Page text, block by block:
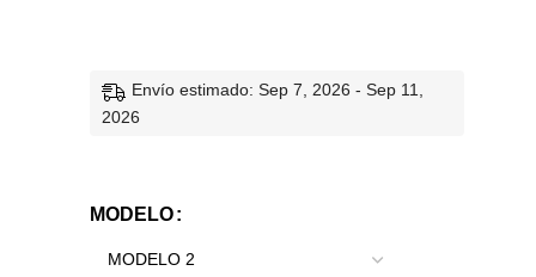
Envío estimado: Sep 7, 2026 - Sep 11,
2026
MODELO